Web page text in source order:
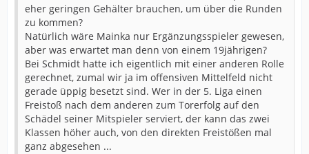
eher geringen Gehälter brauchen, um über die Runden
zu kommen?
Natürlich wäre Mainka nur Ergänzungsspieler gewesen,
aber was erwartet man denn von einem 19jährigen?
Bei Schmidt hatte ich eigentlich mit einer anderen Rolle
gerechnet, zumal wir ja im offensiven Mittelfeld nicht
gerade üppig besetzt sind. Wer in der 5. Liga einen
Freistoß nach dem anderen zum Torerfolg auf den
Schädel seiner Mitspieler serviert, der kann das zwei
Klassen höher auch, von den direkten Freistößen mal
ganz abgesehen ...